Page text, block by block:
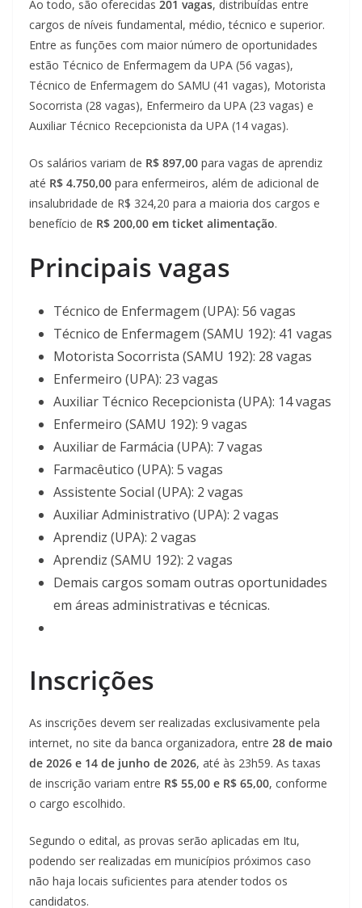
Ao todo, são oferecidas 201 vagas, distribuídas entre
cargos de níveis fundamental, médio, técnico e superior.
Entre as funções com maior número de oportunidades
estão Técnico de Enfermagem da UPA (56 vagas),
Técnico de Enfermagem do SAMU (41 vagas), Motorista
Socorrista (28 vagas), Enfermeiro da UPA (23 vagas) e
Auxiliar Técnico Recepcionista da UPA (14 vagas).
Os salários variam de R$ 897,00 para vagas de aprendiz
até R$ 4.750,00 para enfermeiros, além de adicional de
insalubridade de R$ 324,20 para a maioria dos cargos e
benefício de R$ 200,00 em ticket alimentação.
Principais vagas
Técnico de Enfermagem (UPA): 56 vagas
Técnico de Enfermagem (SAMU 192): 41 vagas
Motorista Socorrista (SAMU 192): 28 vagas
Enfermeiro (UPA): 23 vagas
Auxiliar Técnico Recepcionista (UPA): 14 vagas
Enfermeiro (SAMU 192): 9 vagas
Auxiliar de Farmácia (UPA): 7 vagas
Farmacêutico (UPA): 5 vagas
Assistente Social (UPA): 2 vagas
Auxiliar Administrativo (UPA): 2 vagas
Aprendiz (UPA): 2 vagas
Aprendiz (SAMU 192): 2 vagas
Demais cargos somam outras oportunidades
em áreas administrativas e técnicas.
Inscrições
As inscrições devem ser realizadas exclusivamente pela
internet, no site da banca organizadora, entre 28 de maio
de 2026 e 14 de junho de 2026, até às 23h59. As taxas
de inscrição variam entre R$ 55,00 e R$ 65,00, conforme
o cargo escolhido.
Segundo o edital, as provas serão aplicadas em Itu,
podendo ser realizadas em municípios próximos caso
não haja locais suficientes para atender todos os
candidatos.